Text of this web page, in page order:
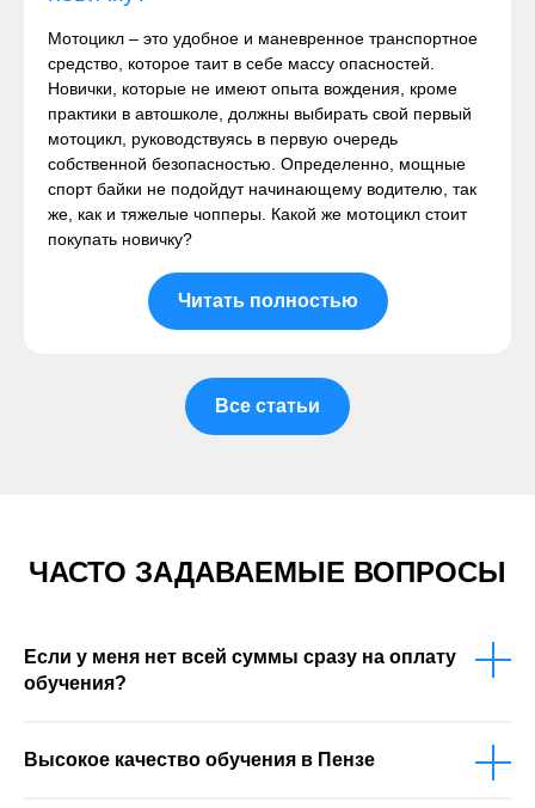
Мотоцикл – это удобное и маневренное транспортное
средство, которое таит в себе массу опасностей.
Новички, которые не имеют опыта вождения, кроме
практики в автошколе, должны выбирать свой первый
мотоцикл, руководствуясь в первую очередь
собственной безопасностью. Определенно, мощные
спорт байки не подойдут начинающему водителю, так
же, как и тяжелые чопперы. Какой же мотоцикл стоит
покупать новичку?
Читать полностью
Все статьи
ЧАСТО ЗАДАВАЕМЫЕ ВОПРОСЫ
Если у меня нет всей суммы сразу на оплату
обучения?
Высокое качество обучения в Пензе